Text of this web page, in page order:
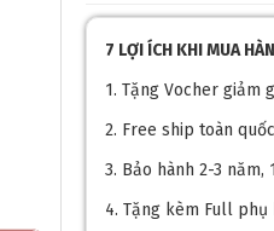
7 LỢI ÍCH KHI MUA
1. Tặng Vocher giảm
2. Free ship toàn
3. Bảo hành 2-3 năm,
4. Tặng kèm Full